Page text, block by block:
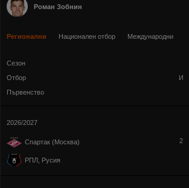
Роман Зобнин
Регионални Национален отбор Международни
Сезон
Отбор
Първенство
И
2026/2027
Спартак (Москва)
РПЛ, Русия
2